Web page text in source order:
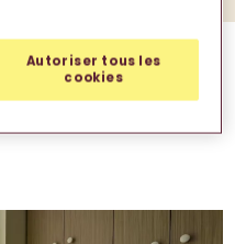
Autoriser tous les
cookies